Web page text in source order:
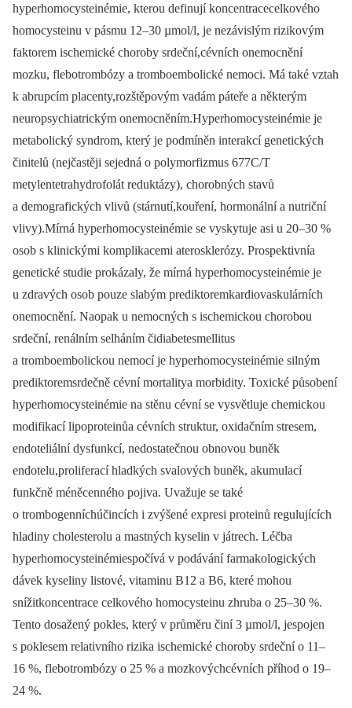
hyperhomocysteinémie, kterou definují koncentracecelkového
homocysteinu v pásmu 12–30 µmol/l, je nezávislým rizikovým
faktorem ischemické choroby srdeční,cévních onemocnění
mozku, flebotrombózy a tromboembolické nemoci. Má také vztah
k abrupcím placenty,rozštěpovým vadám páteře a některým
neuropsychiatrickým onemocněním.Hyperhomocysteinémie je
metabolický syndrom, který je podmíněn interakcí genetických
činitelů (nejčastěji sejedná o polymorfizmus 677C/T
metylentetrahydrofolát reduktázy), chorobných stavů
a demografických vlivů (stárnutí,kouření, hormonální a nutriční
vlivy).Mírná hyperhomocysteinémie se vyskytuje asi u 20–30 %
osob s klinickými komplikacemi aterosklerózy. Prospektivnía
genetické studie prokázaly, že mírná hyperhomocysteinémie je
u zdravých osob pouze slabým prediktoremkardiovaskulárních
onemocnění. Naopak u nemocných s ischemickou chorobou
srdeční, renálním selháním čidiabetesmellitus
a tromboembolickou nemocí je hyperhomocysteinémie silným
prediktoremsrdečně cévní mortalitya morbidity. Toxické působení
hyperhomocysteinémie na stěnu cévní se vysvětluje chemickou
modifikací lipoproteinůa cévních struktur, oxidačním stresem,
endoteliální dysfunkcí, nedostatečnou obnovou buněk
endotelu,proliferací hladkých svalových buněk, akumulací
funkčně méněcenného pojiva. Uvažuje se také
o trombogenníchúčincích i zvýšené expresi proteinů regulujících
hladiny cholesterolu a mastných kyselin v játrech. Léčba
hyperhomocysteinémiespočívá v podávání farmakologických
dávek kyseliny listové, vitaminu B12 a B6, které mohou
snížitkoncentrace celkového homocysteinu zhruba o 25–30 %.
Tento dosažený pokles, který v průměru činí 3 µmol/l, jespojen
s poklesem relativního rizika ischemické choroby srdeční o 11–
16 %, flebotrombózy o 25 % a mozkovýchcévních příhod o 19–
24 %.